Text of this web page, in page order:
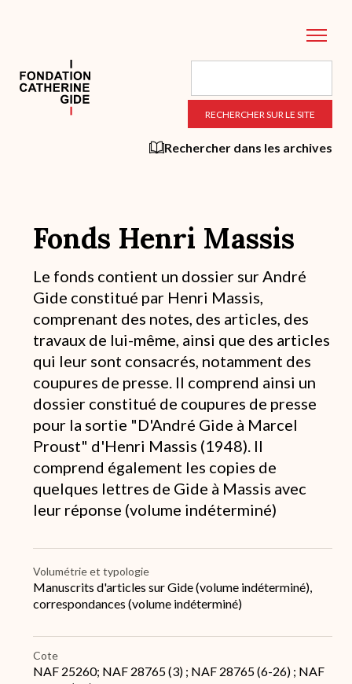
principal
Rechercher dans les archives
Fonds Henri Massis
Description
succincte
du
fond
/
historique
de
conservation
Le fonds contient un dossier sur André
Gide constitué par Henri Massis,
comprenant des notes, des articles, des
travaux de lui-même, ainsi que des articles
qui leur sont consacrés, notamment des
coupures de presse. Il comprend ainsi un
dossier constitué de coupures de presse
pour la sortie "D'André Gide à Marcel
Proust" d'Henri Massis (1948). Il
comprend également les copies de
quelques lettres de Gide à Massis avec
leur réponse (volume indéterminé)
Volumétrie et typologie
Manuscrits d'articles sur Gide (volume indéterminé),
correspondances (volume indéterminé)
Cote
NAF 25260; NAF 28765 (3) ; NAF 28765 (6-26) ; NAF